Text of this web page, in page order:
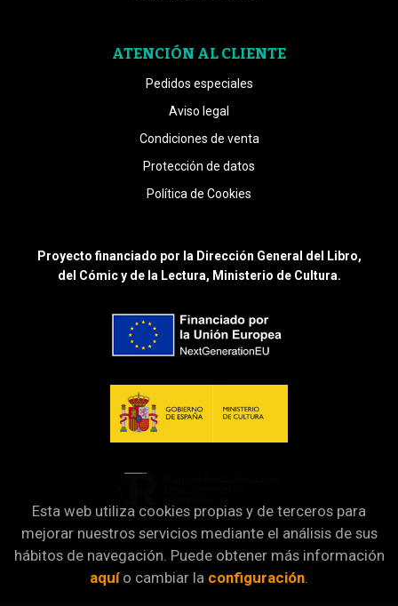
ATENCIÓN AL CLIENTE
Pedidos especiales
Aviso legal
Condiciones de venta
Protección de datos
Política de Cookies
Proyecto financiado por la Dirección General del Libro,
del Cómic y de la Lectura, Ministerio de Cultura.
Esta web utiliza cookies propias y de terceros para
mejorar nuestros servicios mediante el análisis de sus
hábitos de navegación. Puede obtener más información
aquío cambiar la configuración.